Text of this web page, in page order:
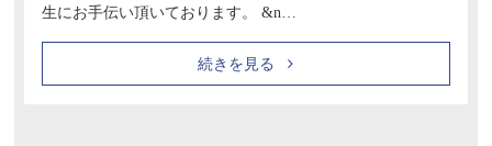
生にお手伝い頂いております。 &n…
続きを見る